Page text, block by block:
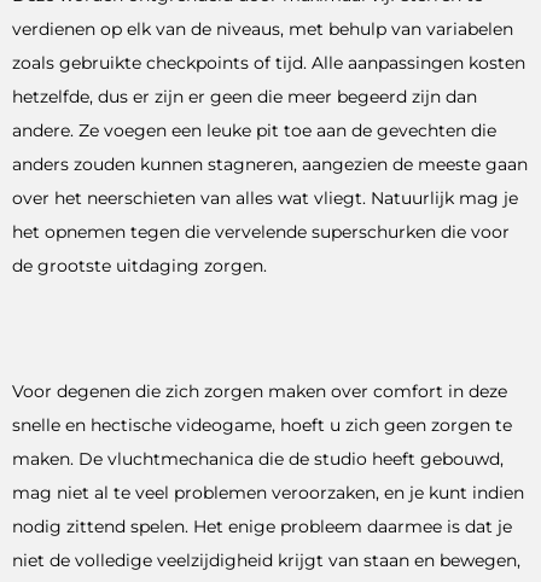
verdienen op elk van de niveaus, met behulp van variabelen
zoals gebruikte checkpoints of tijd. Alle aanpassingen kosten
hetzelfde, dus er zijn er geen die meer begeerd zijn dan
andere. Ze voegen een leuke pit toe aan de gevechten die
anders zouden kunnen stagneren, aangezien de meeste gaan
over het neerschieten van alles wat vliegt. Natuurlijk mag je
het opnemen tegen die vervelende superschurken die voor
de grootste uitdaging zorgen.
Voor degenen die zich zorgen maken over comfort in deze
snelle en hectische videogame, hoeft u zich geen zorgen te
maken. De vluchtmechanica die de studio heeft gebouwd,
mag niet al te veel problemen veroorzaken, en je kunt indien
nodig zittend spelen. Het enige probleem daarmee is dat je
niet de volledige veelzijdigheid krijgt van staan ​​en bewegen,